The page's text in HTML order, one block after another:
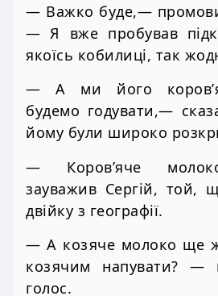
— Важко буде,—
— Я вже пробував
якоїсь кобилиці, так
— А ми його
будемо годувати,—
йому були широко
— Коров’яче
зауважив Сергій, той,
двійку з географії.
— А козяче молоко ще
козячим напувати? —
голос.